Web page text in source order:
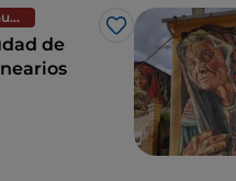
Museos y monumentos
Me gusta
de